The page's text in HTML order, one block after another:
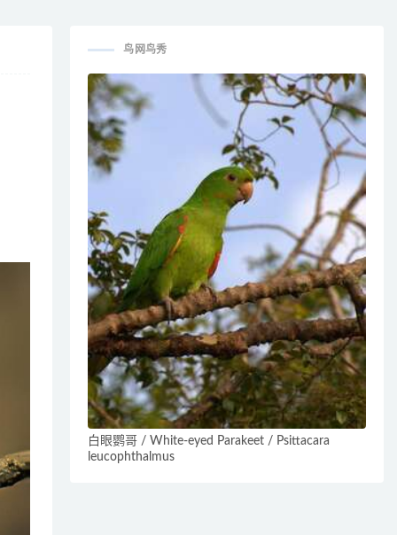
鸟网鸟秀
白眼鹦哥 / White-eyed Parakeet / Psittacara
leucophthalmus